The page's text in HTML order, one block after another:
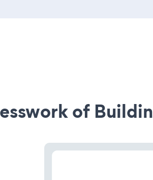
of